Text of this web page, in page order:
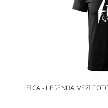
LEICA - LEGENDA MEZI